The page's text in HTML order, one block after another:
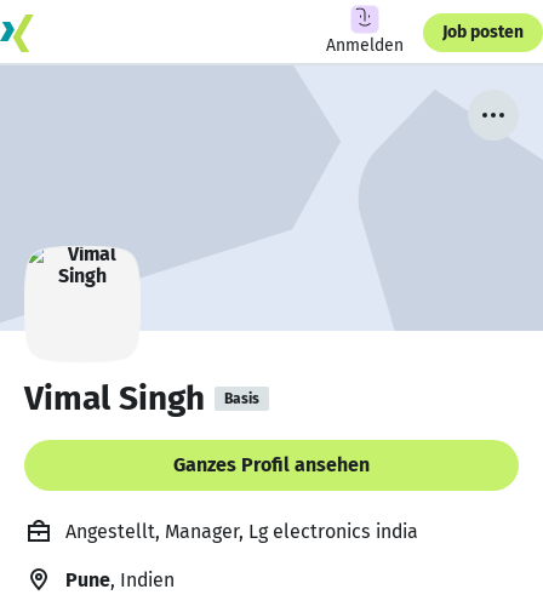
Anmelden
Job posten
Vimal Singh Basis
Ganzes Profil ansehen
Angestellt, Manager, Lg electronics india
Pune, Indien